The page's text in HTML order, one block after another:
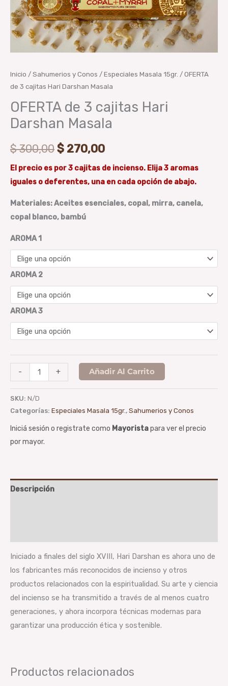
Inicio /Sahumerios y Conos /Especiales Masala 15gr. / OFERTA
de 3 cajitas Hari Darshan Masala
OFERTA de 3 cajitas Hari
Darshan Masala
$300,00 $ 270,00
El precio es por 3 cajitas de incienso. Elija 3 aromas
iguales o deferentes, una en cada opción de abajo.
Materiales: Aceites esenciales, copal, mirra, canela,
copal blanco, bambú
AROMA 1
AROMA 2
AROMA 3
- + Añadir Al Carrito
SKU: N/D
Categorías: Especiales Masala 15gr. , Sahumerios y Conos
Iniciá sesión o registrate como Mayoristapara ver el precio
por mayor.
Descripción
Iniciado a finales del siglo XVIII, Hari Darshan es ahora uno de
los fabricantes más reconocidos de incienso y otros
productos relacionados con la espiritualidad. Su arte y ciencia
del incienso se ha transmitido a través de al menos cuatro
generaciones, y ahora incorpora técnicas modernas para
garantizar una producción ética y sostenible.
Productos relacionados